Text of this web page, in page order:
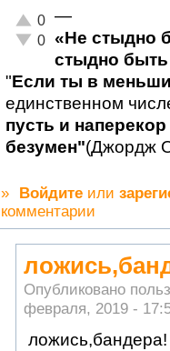
Отлично!
0
Неадекватно!
0
—
«Не стыдно
стыдно быть
"Если ты в
единственном
пусть и
безумен"(Джордж
» Войдите или
комментарии
Опубликовано
февраля, 2019 -